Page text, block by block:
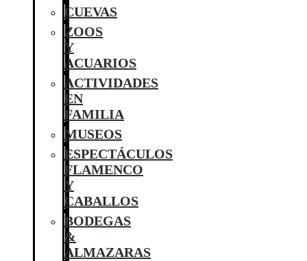
CUEVAS
ZOOS
Y
ACUARIOS
ACTIVIDADES
EN
FAMILIA
MUSEOS
ESPECTÁCULOS
FLAMENCO
Y
CABALLOS
BODEGAS
&
ALMAZARAS